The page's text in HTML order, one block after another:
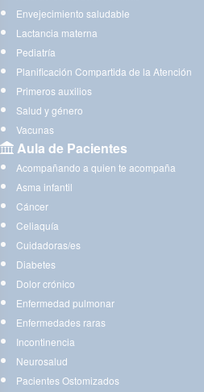
Envejecimiento saludable
Lactancia materna
Pediatría
Planificación Compartida de la Atención
Primeros auxilios
Salud y género
Vacunas
Aula de Pacientes
Acompañando a quien te acompaña
Asma infantil
Cáncer
Celiaquía
Cuidadoras/es
Diabetes
Dolor crónico
Enfermedad pulmonar
Enfermedades raras
Incontinencia
Neurosalud
Pacientes Ostomizados